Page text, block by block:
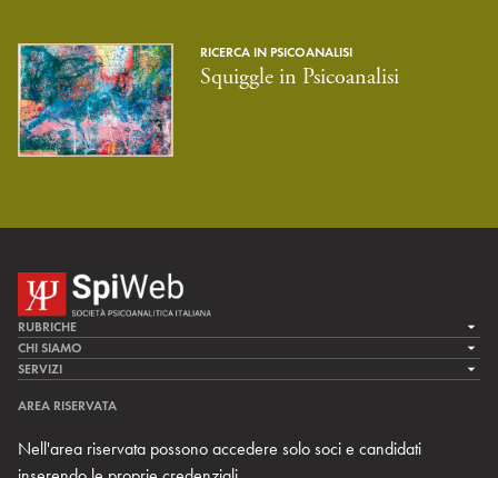
RICERCA IN PSICOANALISI
Squiggle in Psicoanalisi
RUBRICHE
LA CURA
LA RICERCA
MULTIMEDIA
CHI SIAMO
LA SPI
TEAM DI SPIWEB
CONTATTI
SERVIZI
ARCHIVIO STORICO
AREA RISERVATA
Nell'area riservata possono accedere solo soci e candidati